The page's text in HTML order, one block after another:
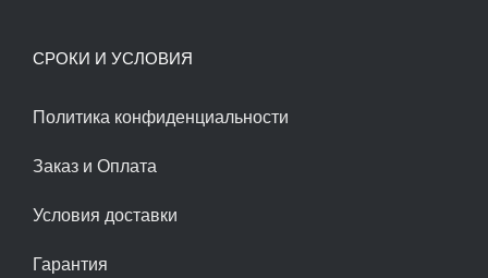
1,000.00$.
СРОКИ И УСЛОВИЯ
Политика конфиденциальности
Заказ и Оплата
Условия доставки
Гарантия